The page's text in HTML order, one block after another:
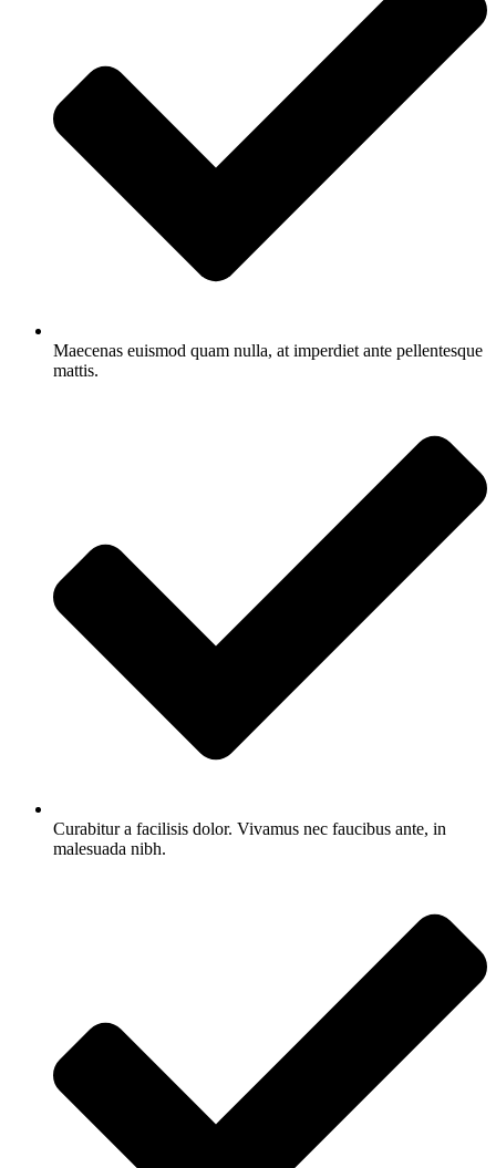
Maecenas euismod quam nulla, at imperdiet ante pellentesque
mattis.
Curabitur a facilisis dolor. Vivamus nec faucibus ante, in
malesuada nibh.